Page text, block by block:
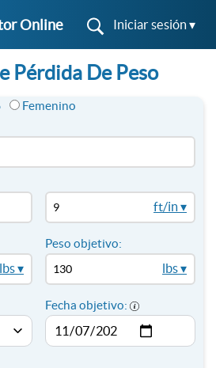
Online Iniciar sesión ▾
Pérdida De Peso
Femenino
ft/in ▾
lbs ▾
Peso objetivo:
lbs ▾
Fecha objetivo: